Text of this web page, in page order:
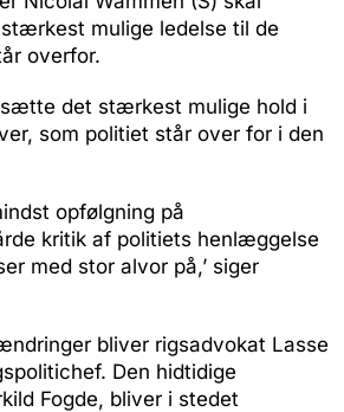
mulige ledelse til de
overfor.
sætte det stærkest mulige hold i
som politiet står over for i den
opfølgning på
kritik af politiets henlæggelse
med stor alvor på,’ siger
bliver rigsadvokat Lasse
Den hidtidige
Fogde, bliver i stedet